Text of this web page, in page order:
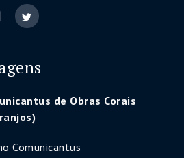
de Obras Corais
Comunicantus